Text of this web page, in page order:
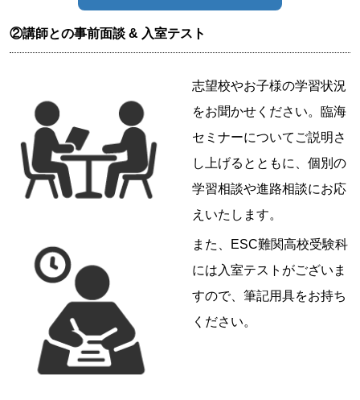
②講師との事前面談 & 入室テスト
志望校やお子様の学習状況
をお聞かせください。臨海
セミナーについてご説明さ
し上げるとともに、個別の
学習相談や進路相談にお応
えいたします。
また、ESC難関高校受験科
には入室テストがございま
すので、筆記用具をお持ち
ください。